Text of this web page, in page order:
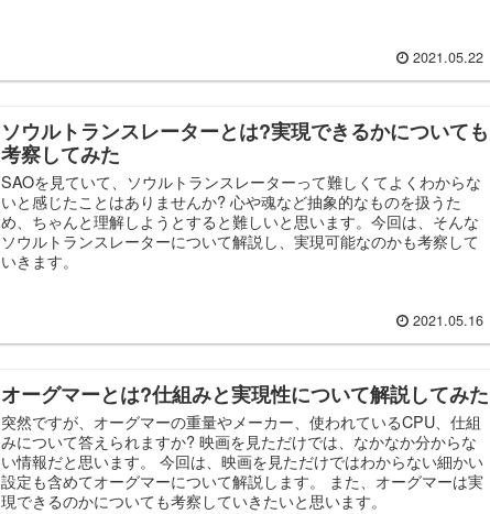
2021.05.22
ソウルトランスレーターとは?実現できるかについても
考察してみた
SAOを見ていて、ソウルトランスレーターって難しくてよくわからな
いと感じたことはありませんか? 心や魂など抽象的なものを扱うた
め、ちゃんと理解しようとすると難しいと思います。今回は、そんな
ソウルトランスレーターについて解説し、実現可能なのかも考察して
いきます。
2021.05.16
オーグマーとは?仕組みと実現性について解説してみた
突然ですが、オーグマーの重量やメーカー、使われているCPU、仕組
みについて答えられますか? 映画を見ただけでは、なかなか分からな
い情報だと思います。 今回は、映画を見ただけではわからない細かい
設定も含めてオーグマーについて解説します。 また、オーグマーは実
現できるのかについても考察していきたいと思います。